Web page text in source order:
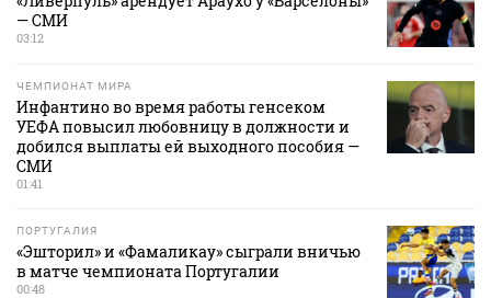
— СМИ
03:12
ЧЕМПИОНАТ МИРА
Инфантино во время работы генсеком
УЕФА повысил любовницу в должности и
добился выплаты ей выходного пособия —
СМИ
01:41
ПОРТУГАЛИЯ
«Эшторил» и «Фамаликау» сыграли вничью
в матче чемпионата Португалии
00:48